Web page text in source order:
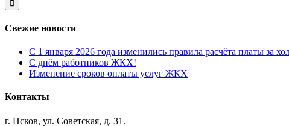
Свежие новости
С 1 января 2026 года изменились правила расчёта платы за
С днём работников ЖКХ!
Изменение сроков оплаты услуг ЖКХ
Контакты
г. Псков, ул. Советская, д. 31.